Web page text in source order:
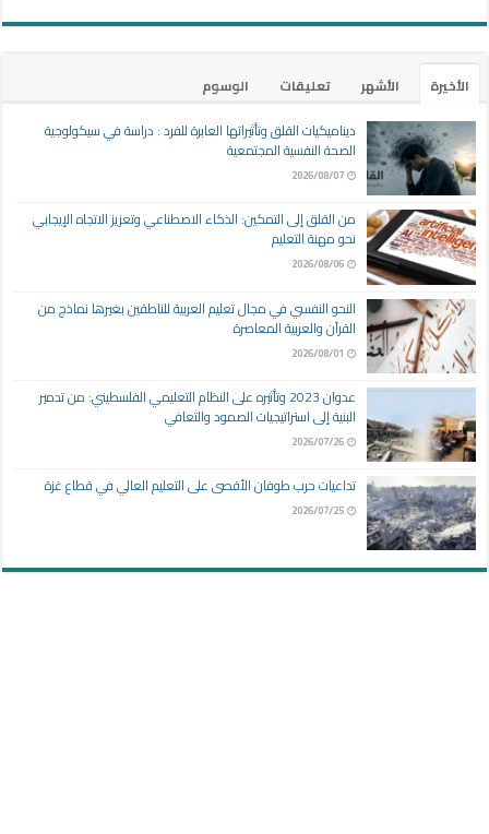
الأخيرة الأشهر تعليقات
الوسوم
ديناميكيات القلق وتأثيراتها العابرة للفرد : دراسة في سيكولوجية
الصحة النفسية المجتمعية
2026/08/07
من القلق إلى التمكين: الذكاء الاصطناعي وتعزيز الاتجاه الإيجابي
نحو مهنة التعليم
2026/08/06
النحو النفسي في مجال تعليم العربية للناطقين بغيرها نماذج من
القرآن والعربية المعاصرة
2026/08/01
عدوان 2023 وتأثيره على النظام التعليمي الفلسطيني: من تدمير
البنية إلى استراتيجيات الصمود والتعافي
2026/07/26
تداعيات حرب طوفان الأقصى على التعليم العالي في قطاع غزة
2026/07/25